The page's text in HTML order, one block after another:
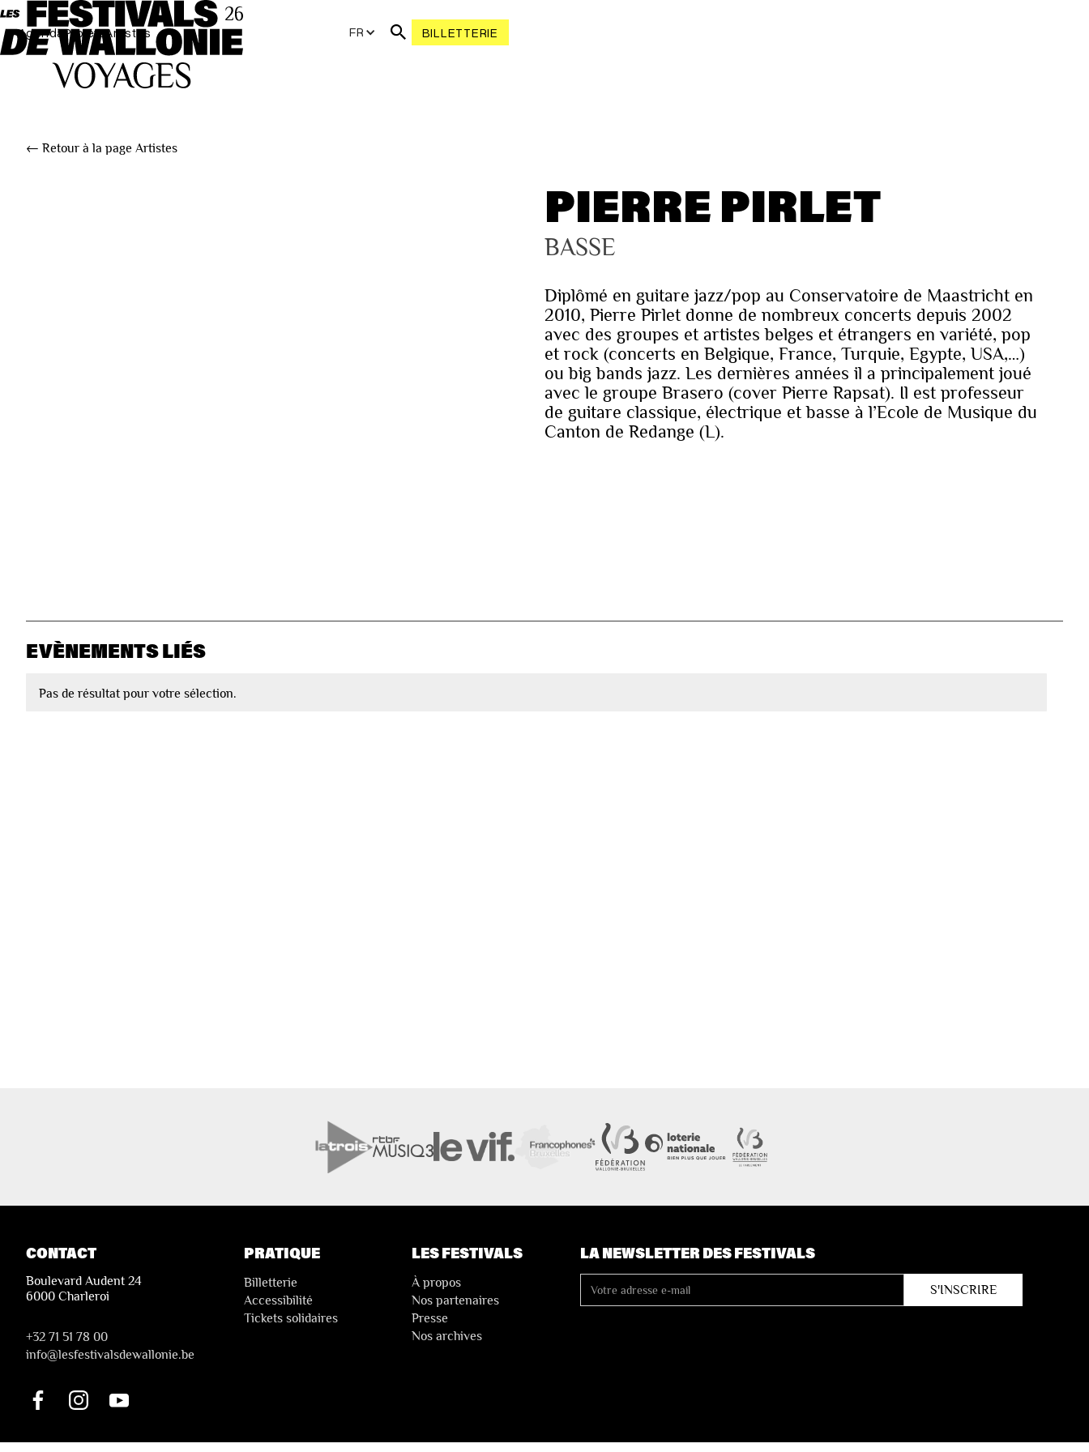
AgendaProjetsArtistes FR BILLETTERIE
← Retour à la page Artistes
PIERRE PIRLET
BASSE
Diplômé en guitare jazz/pop au Conservatoire de Maastricht en
2010, Pierre Pirlet donne de nombreux concerts depuis 2002
avec des groupes et artistes belges et étrangers en variété, pop
et rock (concerts en Belgique, France, Turquie, Egypte, USA,…)
ou big bands jazz. Les dernières années il a principalement joué
avec le groupe Brasero (cover Pierre Rapsat). Il est professeur
de guitare classique, électrique et basse à l’Ecole de Musique du
Canton de Redange (L).
EVÈNEMENTS LIÉS
Pas de résultat pour votre sélection.
CONTACT
Boulevard Audent 24
6000 Charleroi
+32 71 51 78 00
info@lesfestivalsdewallonie.be
PRATIQUE
Billetterie
Accessibilité
Tickets solidaires
LES FESTIVALS
À propos
Nos partenaires
Presse
Nos archives
LA NEWSLETTER DES FESTIVALS